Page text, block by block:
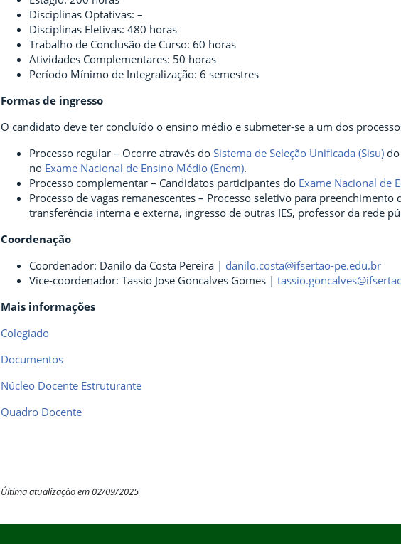
Disciplinas Optativas: –
Disciplinas Eletivas: 480 horas
Trabalho de Conclusão de Curso: 60 horas
Atividades Complementares: 50 horas
Período Mínimo de Integralização: 6 semestres
Formas de ingresso
O candidato deve ter concluído o ensino médio e submeter-se a um dos
Processo regular – Ocorre através do Sistema de Seleção Unificada (Sisu)
no Exame Nacional de Ensino Médio (Enem).
Processo complementar – Candidatos participantes do Exame Nacional de
Processo de vagas remanescentes – Processo seletivo para
transferência interna e externa, ingresso de outras IES, professor da rede
Coordenação
Coordenador: Danilo da Costa Pereira | danilo.costa@ifsertao-pe.edu.br
Vice-coordenador: Tassio Jose Goncalves Gomes |
Mais informações
Colegiado
Documentos
Núcleo Docente Estruturante
Quadro Docente
Última atualização em 02/09/2025